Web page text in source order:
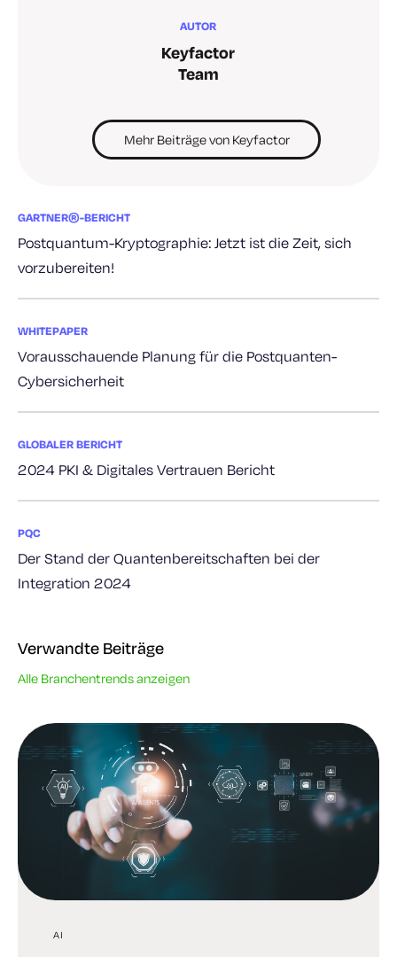
AUTOR
Keyfactor
Team
Mehr Beiträge von Keyfactor
GARTNER®-BERICHT
Postquantum-Kryptographie: Jetzt ist die Zeit, sich
vorzubereiten!
WHITEPAPER
Vorausschauende Planung für die Postquanten-
Cybersicherheit
GLOBALER BERICHT
2024 PKI & Digitales Vertrauen Bericht
PQC
Der Stand der Quantenbereitschaften bei der
Integration 2024
Verwandte Beiträge
Alle Branchentrends anzeigen
AI
AI
TRENDS IN DER INDUSTRIE